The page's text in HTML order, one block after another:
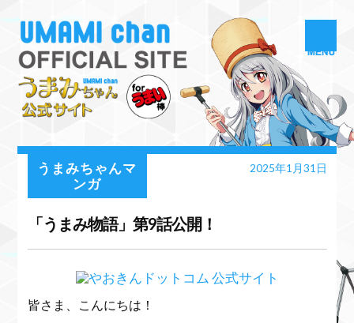
うまみちゃんマ
ンガ
2025年1月31日
「うまみ物語」第9話公開！
皆さま、こんにちは！